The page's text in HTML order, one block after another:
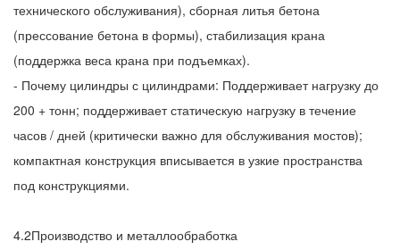
технического обслуживания), сборная литья бетона
(прессование бетона в формы), стабилизация крана
(поддержка веса крана при подъемках).
- Почему цилиндры с цилиндрами: Поддерживает нагрузку до
200 + тонн; поддерживает статическую нагрузку в течение
часов / дней (критически важно для обслуживания мостов);
компактная конструкция вписывается в узкие пространства
под конструкциями.
4.2Производство и металлообработка